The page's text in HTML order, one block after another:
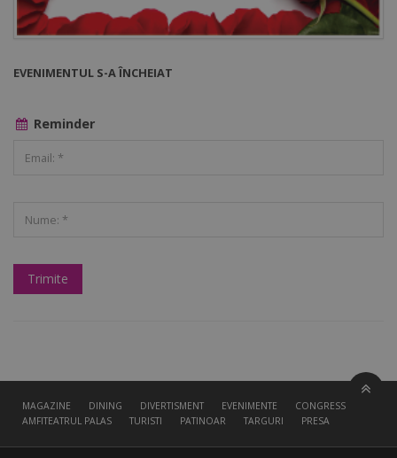
EVENIMENTUL S-A ÎNCHEIAT
Reminder
MAGAZINE DINING DIVERTISMENT EVENIMENTE
CONGRESS HALL
AMFITEATRUL PALAS
TURISTI PATINOAR TARGURI PRESA